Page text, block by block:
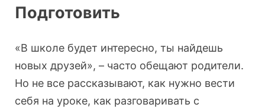
Подготовить
«В школе будет интересно, ты найдешь
новых друзей», – часто обещают родители.
Но не все рассказывают, как нужно вести
себя на уроке, как разговаривать с